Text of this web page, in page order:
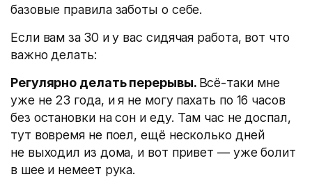
базовые правила заботы о себе.
Если вам за 30 и у вас сидячая работа, вот что
важно делать:
Регулярно делать перерывы. Всё-таки мне
уже не 23 года, и я не могу пахать по 16 часов
без остановки на сон и еду. Там час не доспал,
тут вовремя не поел, ещё несколько дней
не выходил из дома, и вот привет — уже болит
в шее и немеет рука.